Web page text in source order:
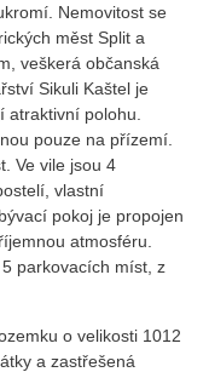
Nemovitost se
měst Split a
veškerá občanská
Sikuli Kaštel je
atraktivní polohu.
pouze na přízemí.
Ve vile jsou 4
vlastní
pokoj je propojen
atmosféru.
parkovacích míst, z
o velikosti 1012
a zastřešená